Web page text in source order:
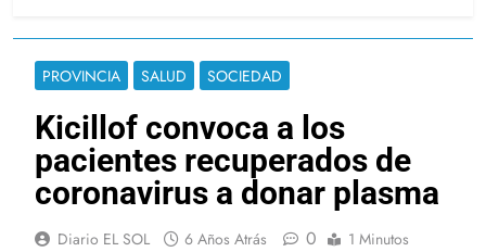
PROVINCIA SALUD SOCIEDAD
Kicillof convoca a los
pacientes recuperados de
coronavirus a donar plasma
Diario EL SOL 6 Años Atrás 0 1 Minutos